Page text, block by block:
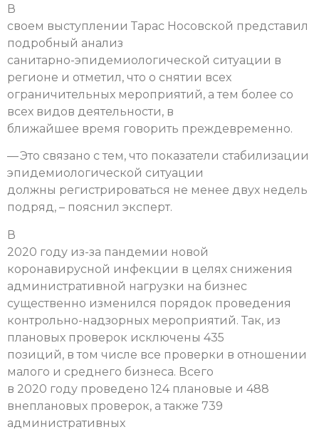
В
своем выступлении Тарас Носовской представил
подробный анализ
санитарно-эпидемиологической ситуации в
регионе и отметил, что о снятии всех
ограничительных мероприятий, а тем более со
всех видов деятельности, в
ближайшее время говорить преждевременно.
— Это связано с тем, что показатели стабилизации
эпидемиологической ситуации
должны регистрироваться не менее двух недель
подряд, – пояснил эксперт.
В
2020 году из-за пандемии новой
коронавирусной инфекции в целях снижения
административной нагрузки на бизнес
существенно изменился порядок проведения
контрольно-надзорных мероприятий. Так, из
плановых проверок исключены 435
позиций, в том числе все проверки в отношении
малого и среднего бизнеса. Всего
в 2020 году проведено 124 плановые и 488
внеплановых проверок, а также 739
административных